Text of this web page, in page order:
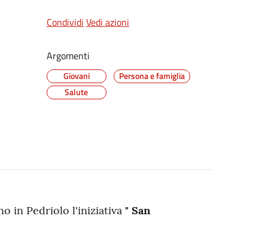
Condividi Vedi azioni
Argomenti
Giovani
Persona e famiglia
Salute
in Pedriolo l'iniziativa " San